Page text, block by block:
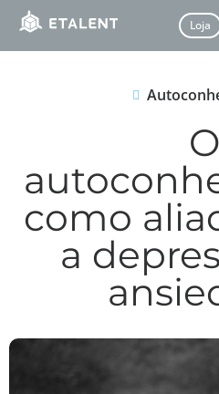
Loja
O
como
a